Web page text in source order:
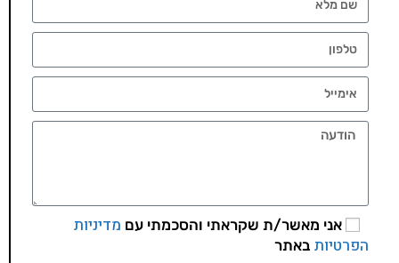
אני מאשר/ת שקראתי והסכמתי עם מדיניות
הפרטיות באתר